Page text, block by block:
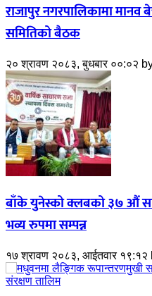
राजापुर नगरपालिकामा मानव
समितिको बैठक
२० श्रावण २०८३, बुधबार ००:०२
बाँके युनेस्को क्लबको ३७ औं
भव्य रुपमा सम्पन्न
१७ श्रावण २०८३, आईतवार १९:१२